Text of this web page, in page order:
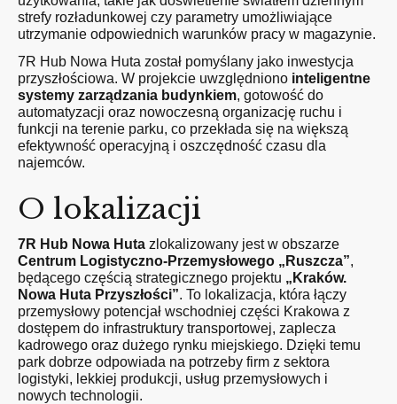
strefy rozładunkowej czy parametry umożliwiające
utrzymanie odpowiednich warunków pracy w magazynie.
7R Hub Nowa Huta został pomyślany jako inwestycja
przyszłościowa. W projekcie uwzględniono inteligentne
systemy zarządzania budynkiem, gotowość do
automatyzacji oraz nowoczesną organizację ruchu i
funkcji na terenie parku, co przekłada się na większą
efektywność operacyjną i oszczędność czasu dla
najemców.
O lokalizacji
7R Hub Nowa Huta zlokalizowany jest w obszarze
Centrum Logistyczno-Przemysłowego „Ruszcza”,
będącego częścią strategicznego projektu „Kraków.
Nowa Huta Przyszłości”. To lokalizacja, która łączy
przemysłowy potencjał wschodniej części Krakowa z
dostępem do infrastruktury transportowej, zaplecza
kadrowego oraz dużego rynku miejskiego. Dzięki temu
park dobrze odpowiada na potrzeby firm z sektora
logistyki, lekkiej produkcji, usług przemysłowych i
nowych technologii.